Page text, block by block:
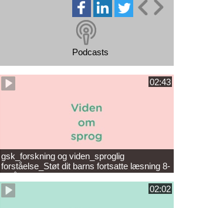
Podcasts
02:43
gsk_forskning og viden_sproglig
forståelse_Støt dit barns fortsatte læsning 8-
10 år.mp4
02:02